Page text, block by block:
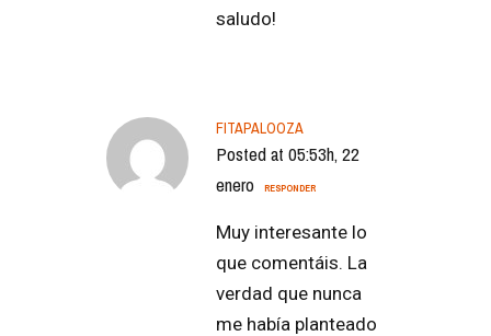
saludo!
FITAPALOOZA
Posted at 05:53h, 22
enero
RESPONDER
Muy interesante lo
que comentáis. La
verdad que nunca
me había planteado